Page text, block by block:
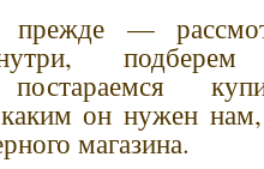
—
подберем
постараемся
он нужен
магазина.